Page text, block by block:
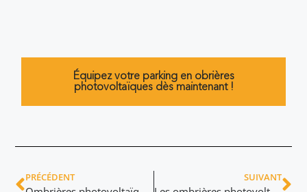
Équipez votre parking en obrières
photovoltaïques dès maintenant !
PRÉCÉDENT SUIVANT